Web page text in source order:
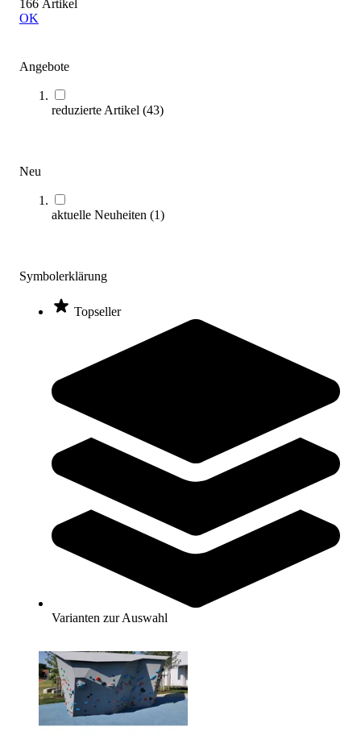
166 Artikel
OK
Angebote
reduzierte Artikel (43)
Neu
aktuelle Neuheiten (1)
Symbolerklärung
Topseller
Varianten zur Auswahl
Bänfer® Ninja Wall Klein
Zum Produkt
Kübler Sport® Boulderblock ROCKBLOCK S, 17 qm
21.999,00 €
Längere Lieferzeit
Kübler Sport® Boulderblock TORBOGEN MEGA, 75 qm
79.999,00 €
Längere Lieferzeit